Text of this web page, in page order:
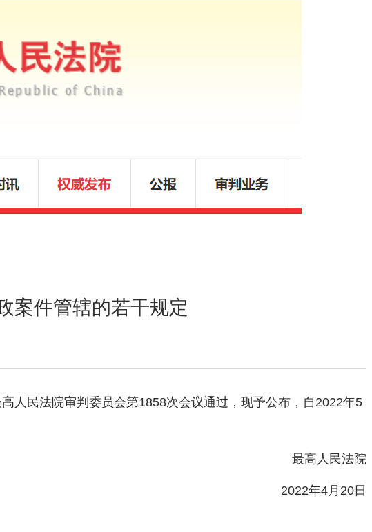
案件管辖的若干规定
民法院审判委员会第1858次会议通过，现予公布，自2022年5
最高人民法院
2022年4月20日